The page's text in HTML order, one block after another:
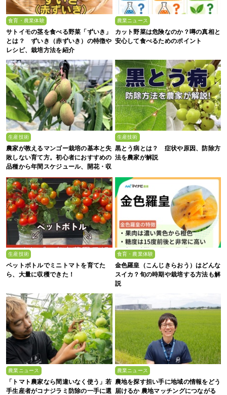
食育・農業体験
サトイモの茎を食べる野菜「ずいき」
とは？ ずいき（赤ずいき）の特徴や
レシピ、栽培方法を紹介
農業ニュース
カット野菜は危険なのか？噂の真相と
安心して食べるためのポイント
生産技術
農家が教えるマンゴー栽培の基本と失
敗しない育て方。初心者におすすめの
品種から年間スケジュール、開花・収
生産技術
黒とう病とは？ 症状や原因、防除方
法を農家が解説
生産技術
ペットボトルでミニトマトを育てた
ら、大量に収穫できた！
食育・農業体験
金色羅皇（こんじきらおう）はどんな
スイカ？旬の時期や栽培する方法も解
説
農業ニュース
「トマト農家なら間違いなく使う」若
手生産者がコナジラミ防除の一手に選
農業ニュース
農地を探す担い手に地域の情報をどう
届けるか 農地マッチングにつながる